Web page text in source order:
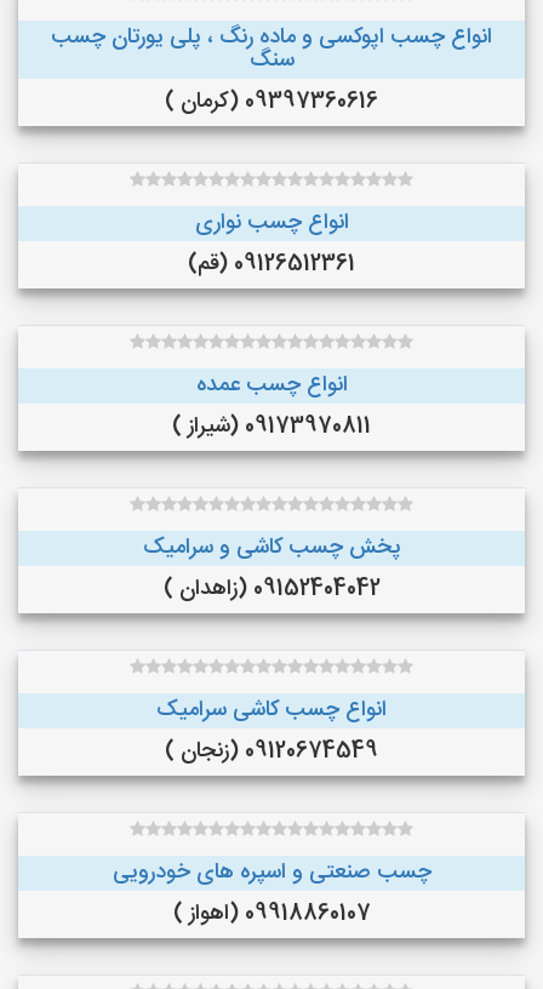
انواع چسب اپوکسی و ماده رنگ ، پلی یورتان چسب
سنگ
09397360616 (کرمان )
انواع چسب نواری
09126512361 (قم)
انواع چسب عمده
09173970811 (شیراز )
پخش چسب کاشی و سرامیک
09152404042 (زاهدان )
انواع چسب کاشی سرامیک
09120674549 (زنجان )
چسب صنعتی و اسپره های خودرویی
09918860107 (اهواز )